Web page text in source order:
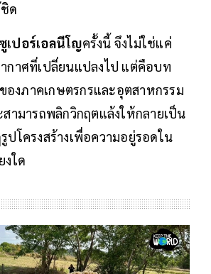
ด
เปอร์เอลนีโญครั้งนี้ จึงไม่ใช่แค่
กาศที่เปลี่ยนแปลงไป แต่คือบท
งภาคเกษตรกรและอุตสาหกรรม
สามารถพลิกวิกฤตแล้งให้กลายเป็น
ปโครงสร้างเพื่อความอยู่รอดใน
งใด